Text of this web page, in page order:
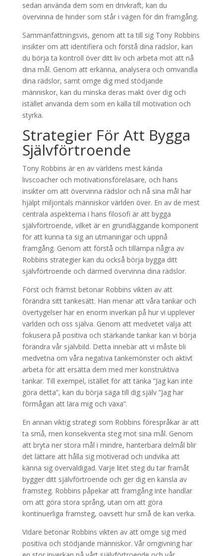
sedan använda dem som en drivkraft, kan du
övervinna de hinder som står i vägen för din framgång.
Sammanfattningsvis, genom att ta till sig Tony Robbins
insikter om att identifiera och förstå dina rädslor, kan
du börja ta kontroll över ditt liv och arbeta mot att nå
dina mål. Genom att erkänna, analysera och omvandla
dina rädslor, samt omge dig med stödjande
människor, kan du minska deras makt över dig och
istället använda dem som en källa till motivation och
styrka.
Strategier För Att Bygga
Självförtroende
Tony Robbins är en av världens mest kända
livscoacher och motivationsföreläsare, och hans
insikter om att övervinna rädslor och nå sina mål har
hjälpt miljontals människor världen över. En av de mest
centrala aspekterna i hans filosofi är att bygga
självförtroende, vilket är en grundläggande komponent
för att kunna ta sig an utmaningar och uppnå
framgång. Genom att förstå och tillämpa några av
Robbins strategier kan du också börja bygga ditt
självförtroende och därmed övervinna dina rädslor.
Först och främst betonar Robbins vikten av att
förändra sitt tankesätt. Han menar att våra tankar och
övertygelser har en enorm inverkan på hur vi upplever
världen och oss själva. Genom att medvetet välja att
fokusera på positiva och stärkande tankar kan vi börja
förändra vår självbild. Detta innebär att vi måste bli
medvetna om våra negativa tankemönster och aktivt
arbeta för att ersätta dem med mer konstruktiva
tankar. Till exempel, istället för att tänka ”Jag kan inte
göra detta”, kan du börja säga till dig själv ”Jag har
förmågan att lära mig och växa”.
En annan viktig strategi som Robbins förespråkar är att
ta små, men konsekventa steg mot sina mål. Genom
att bryta ner stora mål i mindre, hanterbara delmål blir
det lättare att hålla sig motiverad och undvika att
känna sig överväldigad. Varje litet steg du tar framåt
bygger ditt självförtroende och ger dig en känsla av
framsteg. Robbins påpekar att framgång inte handlar
om att göra stora språng, utan om att göra
kontinuerliga framsteg, oavsett hur små de kan verka.
Vidare betonar Robbins vikten av att omge sig med
positiva och stödjande människor. Vår omgivning har